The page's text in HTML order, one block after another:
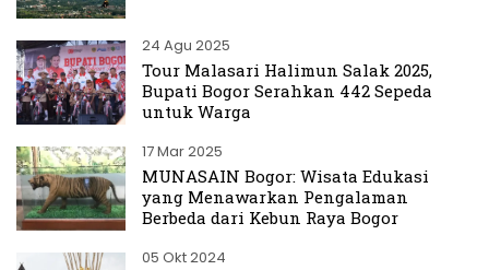
24 Agu 2025
Tour Malasari Halimun Salak 2025,
Bupati Bogor Serahkan 442 Sepeda
untuk Warga
17 Mar 2025
MUNASAIN Bogor: Wisata Edukasi
yang Menawarkan Pengalaman
Berbeda dari Kebun Raya Bogor
05 Okt 2024